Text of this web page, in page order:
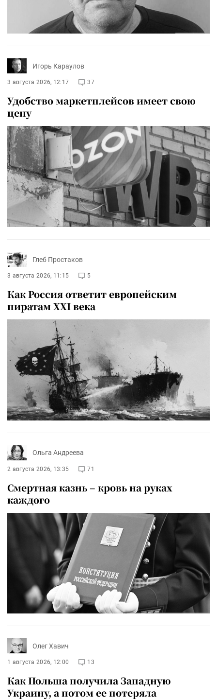
Игорь Караулов
3 августа 2026, 12:17 37
Удобство маркетплейсов имеет свою
цену
Глеб Простаков
3 августа 2026, 11:15 5
Как Россия ответит европейским
пиратам XXI века
Ольга Андреева
2 августа 2026, 13:35 71
Смертная казнь – кровь на руках
каждого
Олег Хавич
1 августа 2026, 12:00 13
Как Польша получила Западную
Украину, а потом ее потеряла